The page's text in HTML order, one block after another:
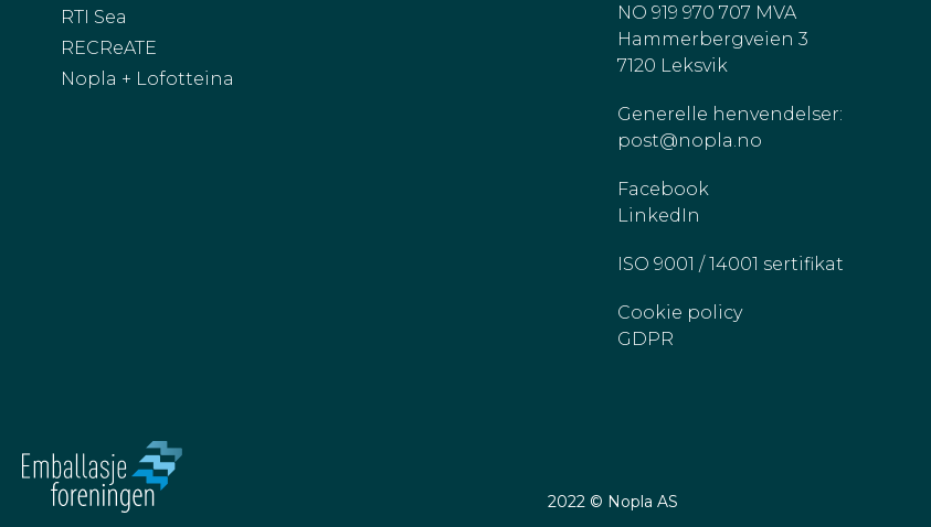
RTI Sea
RECReATE
Nopla + Lofotteina
NO 919 970 707 MVA
Hammerbergveien 3
7120 Leksvik
Generelle henvendelser:
post@nopla.no
Facebook
LinkedIn
ISO 9001 / 14001 sertifikat
Cookie policy
GDPR
2022 © Nopla AS